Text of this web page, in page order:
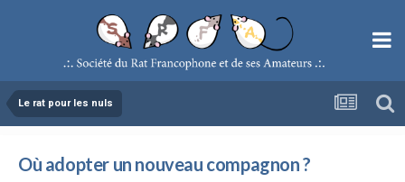
Le rat pour les nuls
Où adopter un nouveau compagnon ?